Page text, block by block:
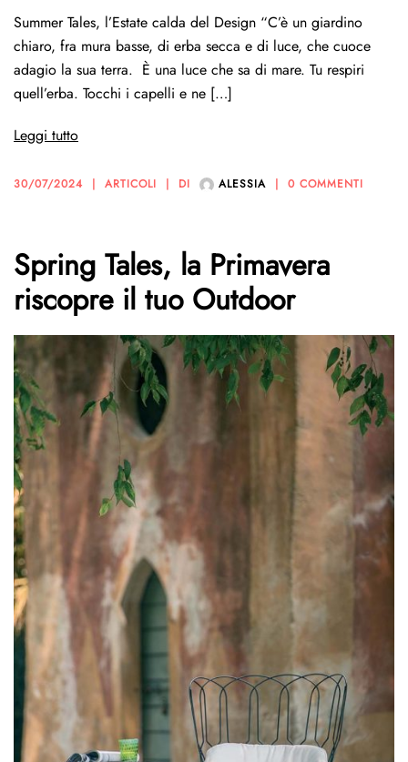
Summer Tales, l’Estate calda del Design “C’è un giardino
chiaro, fra mura basse, di erba secca e di luce, che cuoce
adagio la sua terra. È una luce che sa di mare. Tu respiri
quell’erba. Tocchi i capelli e ne […]
Leggi tutto
30/07/2024 ARTICOLI DI ALESSIA 0 COMMENTI
Spring Tales, la Primavera
riscopre il tuo Outdoor